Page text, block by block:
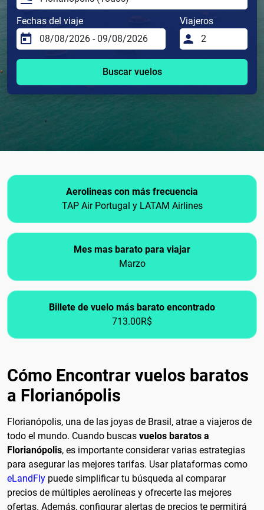
Fechas del viaje Viajeros
Buscar vuelos
Aerolineas con más frecuencia
TAP Air Portugal y LATAM Airlines
Mes mas barato para viajar
Marzo
Billete de vuelo más barato encontrado
713.00R$
Cómo Encontrar vuelos baratos
a Florianópolis
Florianópolis, una de las joyas de Brasil, atrae a viajeros de
todo el mundo. Cuando buscas vuelos baratos a
Florianópolis, es importante considerar varias estrategias
para asegurar las mejores tarifas. Usar plataformas como
eLandFly puede simplificar tu búsqueda al comparar
precios de múltiples aerolíneas y ofrecerte las mejores
ofertas. Además, configurar alertas de precios te permitirá